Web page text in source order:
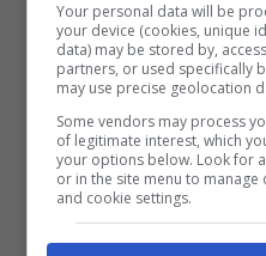
Alzamoranon ha
al termine di questo
il campione di
meglio:
Your personal data will be
your device (cookies, unique
data) may be stored by,
partners, or used specifically
may use precise geolocation
Some vendors may process
of legitimate interest, which
your options below. Look for
or in the site menu to
and cookie settings.